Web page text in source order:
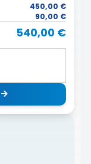
450,00 €
90,00 €
540,00 €